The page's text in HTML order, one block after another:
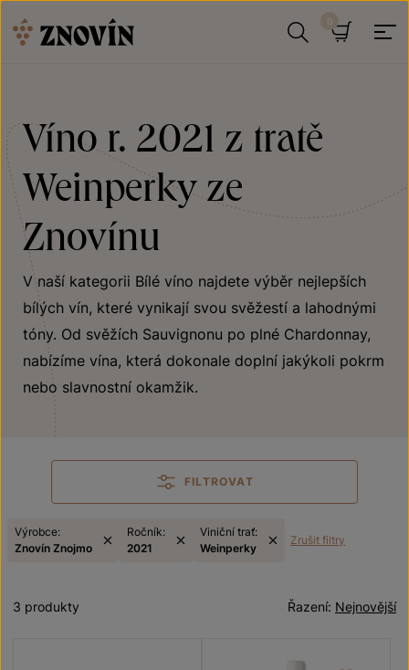
Víno r. 2021 z tratě
Weinperky ze
Znovínu
V naší kategorii Bílé víno najdete výběr nejlepších
bílých vín, které vynikají svou svěžestí a lahodnými
tóny. Od svěžích Sauvignonu po plné Chardonnay,
nabízíme vína, která dokonale doplní jakýkoli pokrm
nebo slavnostní okamžik.
FILTROVAT
Výrobce:
Znovín Znojmo
Ročník:
2021
Viniční trať:
Weinperky
Zrušit filtry
Nejnovější
Řazení:
3 produkty